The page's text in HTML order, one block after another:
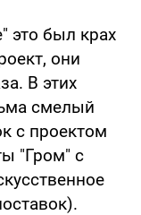
это был крах
они
В этих
смелый
с проектом
"Гром" с